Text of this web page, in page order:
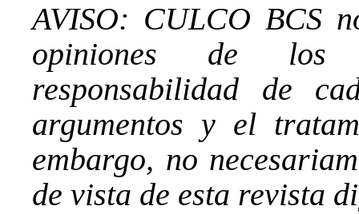
AVISO: CULCO BCS
opiniones de los
responsabilidad de
argumentos y el
embargo, no
de vista de esta revista